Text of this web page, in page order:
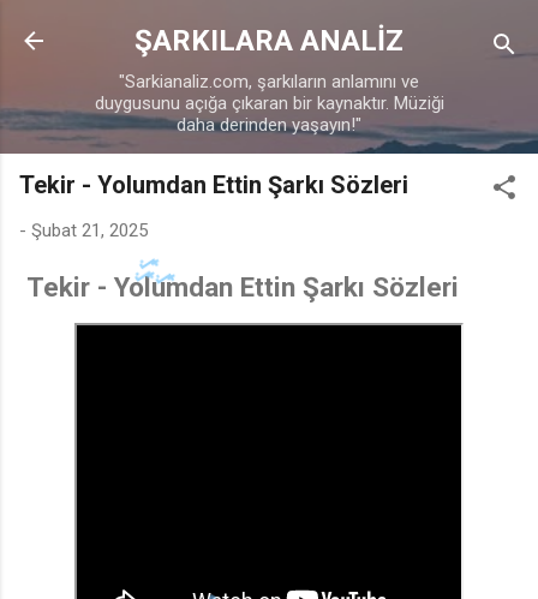
Ana içeriğe atla
ŞARKILARA ANALİZ
"Sarkianaliz.com, şarkıların anlamını ve
duygusunu açığa çıkaran bir kaynaktır. Müziği
daha derinden yaşayın!"
Tekir - Yolumdan Ettin Şarkı Sözleri
- Şubat 21, 2025
Tekir - Yolumdan Ettin Şarkı Sözleri